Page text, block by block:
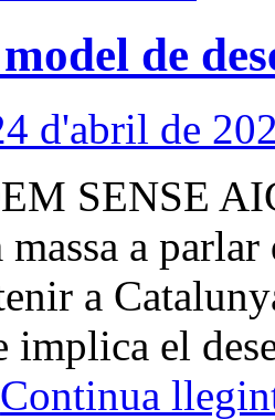
de
d'abril de
SENSE
a
a
implica el
Continua